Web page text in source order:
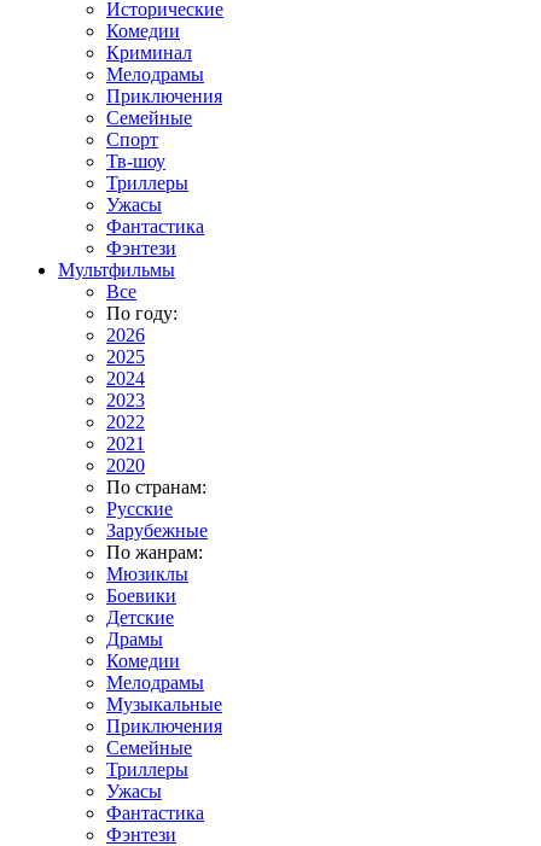
Исторические
Комедии
Криминал
Мелодрамы
Приключения
Семейные
Спорт
Тв-шоу
Триллеры
Ужасы
Фантастика
Фэнтези
Мультфильмы
Все
По году:
2026
2025
2024
2023
2022
2021
2020
По странам:
Русские
Зарубежные
По жанрам:
Мюзиклы
Боевики
Детские
Драмы
Комедии
Мелодрамы
Музыкальные
Приключения
Семейные
Триллеры
Ужасы
Фантастика
Фэнтези